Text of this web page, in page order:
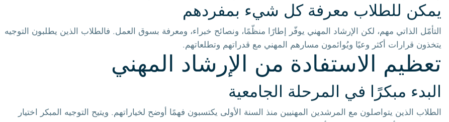
يمكن للطلاب معرفة كل شيء بمفردهم
التأمّل الذاتي مهم، لكن الإرشاد المهني يوفّر إطارًا منظّمًا، ونصائح خبراء، ومعرفة بسوق العمل. فالطلاب الذين يطلبون التوجيه
يتخذون قرارات أكثر وعيًا ويُوائمون مسارهم المهني مع قدراتهم وتطلعاتهم.
تعظيم الاستفادة من الإرشاد المهني
البدء مبكرًا في المرحلة الجامعية
الطلاب الذين يتواصلون مع المرشدين المهنيين منذ السنة الأولى يكتسبون فهمًا أوضح لخياراتهم. ويتيح التوجيه المبكر اختيار